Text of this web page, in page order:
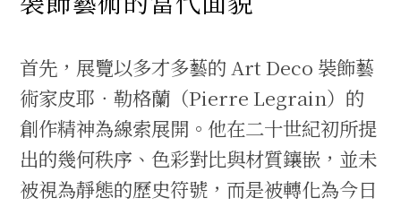
首先，展覽以多才多藝的 Art Deco 裝飾藝
術家皮耶．勒格蘭（Pierre Legrain）的
創作精神為線索展開。他在二十世紀初所提
出的幾何秩序、色彩對比與材質鑲嵌，並未
被視為靜態的歷史符號，而是被轉化為今日